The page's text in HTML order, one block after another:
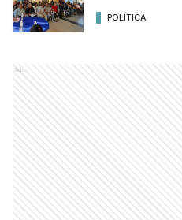
POLÍTICA
Ads